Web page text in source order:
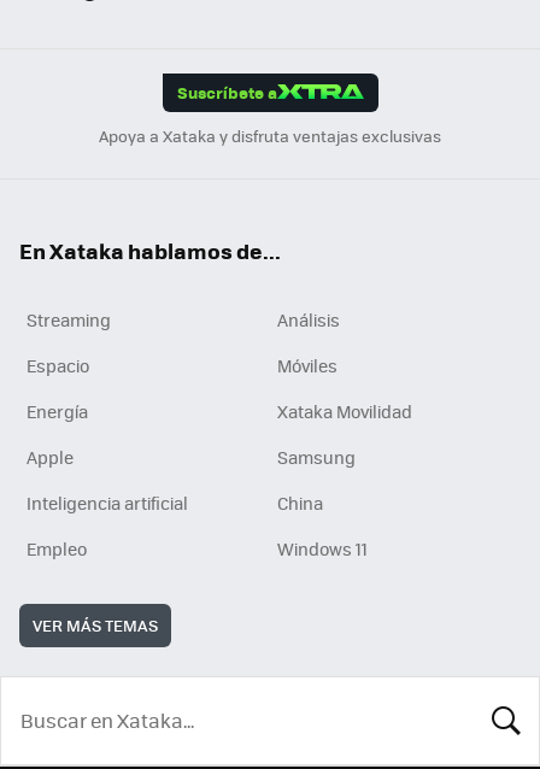
Suscríbete a
Apoya a Xataka y disfruta ventajas exclusivas
En Xataka hablamos de...
Streaming
Análisis
Espacio
Móviles
Energía
Xataka Movilidad
Apple
Samsung
Inteligencia artificial
China
Empleo
Windows 11
VER MÁS TEMAS